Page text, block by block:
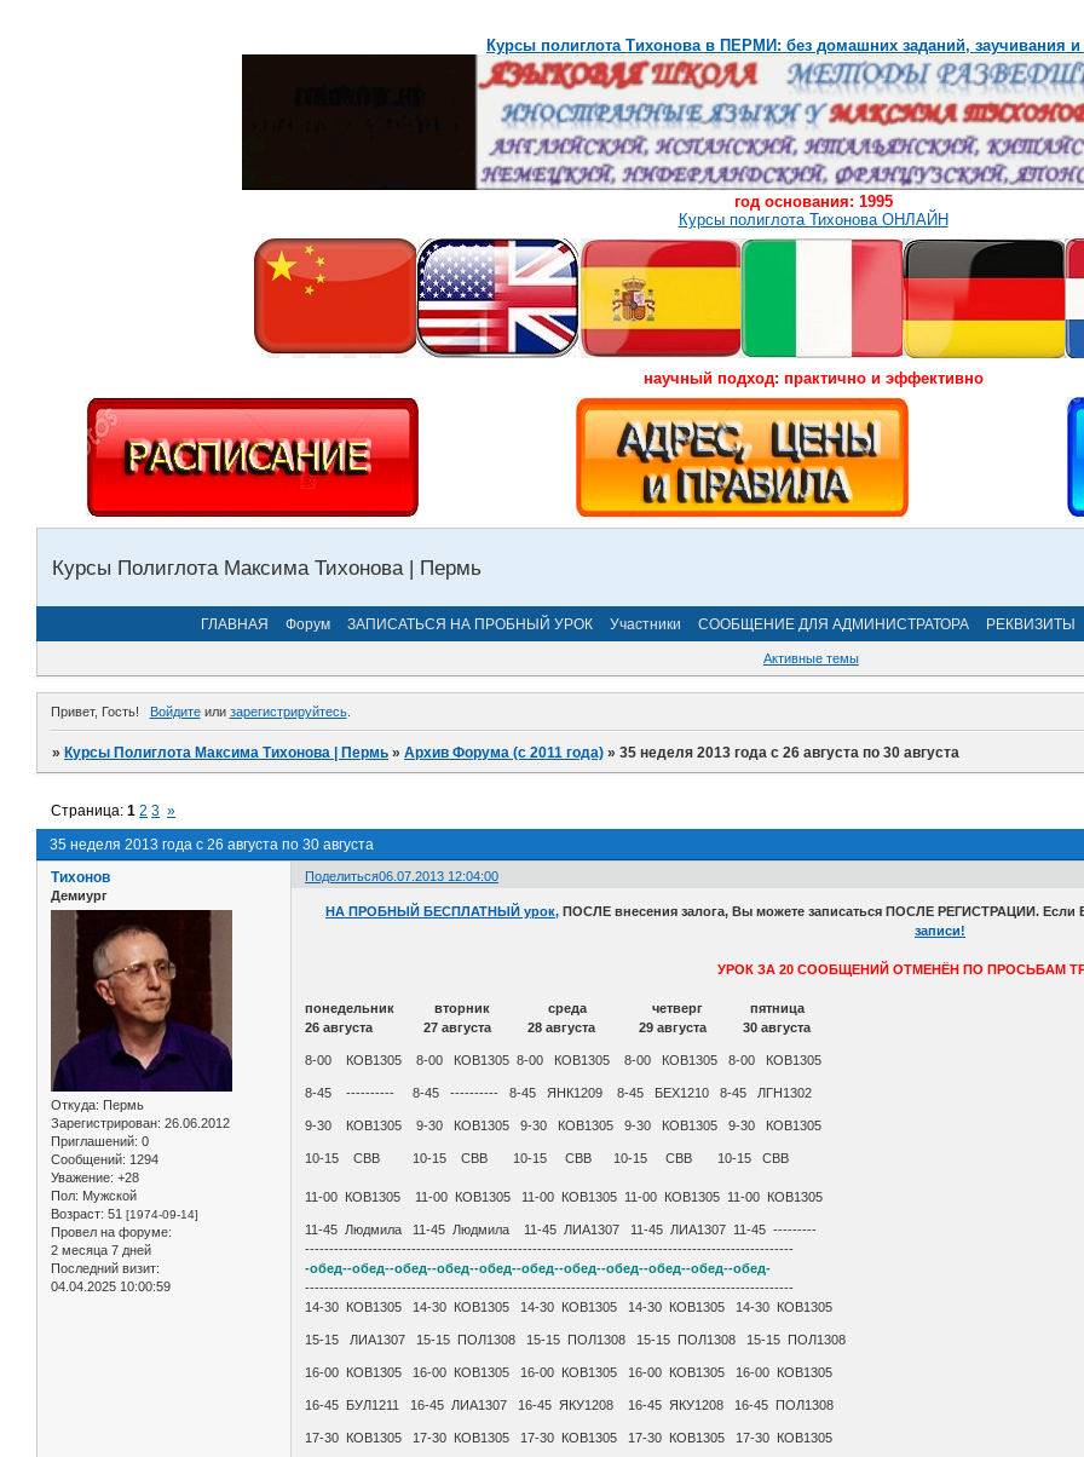
Курсы полиглота Тихонова в ПЕРМИ: без домашних заданий, заучивания и
год основания: 1995
Курсы полиглота Тихонова ОНЛАЙН
научный подход: практично и эффективно
Курсы Полиглота Максима Тихонова | Пермь
ГЛАВНАЯ Форум ЗАПИСАТЬСЯ НА ПРОБНЫЙ УРОК Участники СООБЩЕНИЕ ДЛЯ АДМИНИСТРАТОРА РЕКВИЗИТЫ
Активные темы
Привет, Гость! Войдитеили зарегистрируйтесь.
»Курсы Полиглота Максима Тихонова | Пермь »Архив Форума (с 2011 года) »35 неделя 2013 года с 26 августа по 30 августа
35 неделя 2013 года с 26 августа по 30 августа
Страница:1 2 3 »
Поделиться06.07.2013 12:04:00
Тихонов
Демиург
Откуда: Пермь
Зарегистрирован: 26.06.2012
Приглашений: 0
Сообщений: 1294
Уважение: +28
Пол: Мужской
Возраст: 51 [1974-09-14]
Провел на форуме:
2 месяца 7 дней
Последний визит:
04.04.2025 10:00:59
НА ПРОБНЫЙ БЕСПЛАТНЫЙ урок, ПОСЛЕ внесения залога, Вы можете записаться ПОСЛЕ РЕГИСТРАЦИИ. Если
записи!
УРОК ЗА 20 СООБЩЕНИЙ ОТМЕНЁН ПО ПРОСЬБАМ
понедельник вторник среда четверг пятница
26 августа 27 августа 28 августа 29 августа 30 августа
8-00 КОВ1305 8-00 КОВ1305 8-00 КОВ1305 8-00 КОВ1305 8-00 КОВ1305
8-45 ---------- 8-45 ---------- 8-45 ЯНК1209 8-45 БЕХ1210 8-45 ЛГН1302
9-30 КОВ1305 9-30 КОВ1305 9-30 КОВ1305 9-30 КОВ1305 9-30 КОВ1305
10-15 СВВ 10-15 СВВ 10-15 СВВ 10-15 СВВ 10-15 СВВ
11-00 КОВ1305 11-00 КОВ1305 11-00 КОВ1305 11-00 КОВ1305 11-00 КОВ1305
11-45 Людмила 11-45 Людмила 11-45 ЛИА1307 11-45 ЛИА1307 11-45 ---------
-----------------------------------------------------------------------------------------------------
-обед--обед--обед--обед--обед--обед--обед--обед--обед--обед--обед-
-----------------------------------------------------------------------------------------------------
14-30 КОВ1305 14-30 КОВ1305 14-30 КОВ1305 14-30 КОВ1305 14-30 КОВ1305
15-15 ЛИА1307 15-15 ПОЛ1308 15-15 ПОЛ1308 15-15 ПОЛ1308 15-15 ПОЛ1308
16-00 КОВ1305 16-00 КОВ1305 16-00 КОВ1305 16-00 КОВ1305 16-00 КОВ1305
16-45 БУЛ1211 16-45 ЛИА1307 16-45 ЯКУ1208 16-45 ЯКУ1208 16-45 ПОЛ1308
17-30 КОВ1305 17-30 КОВ1305 17-30 КОВ1305 17-30 КОВ1305 17-30 КОВ1305